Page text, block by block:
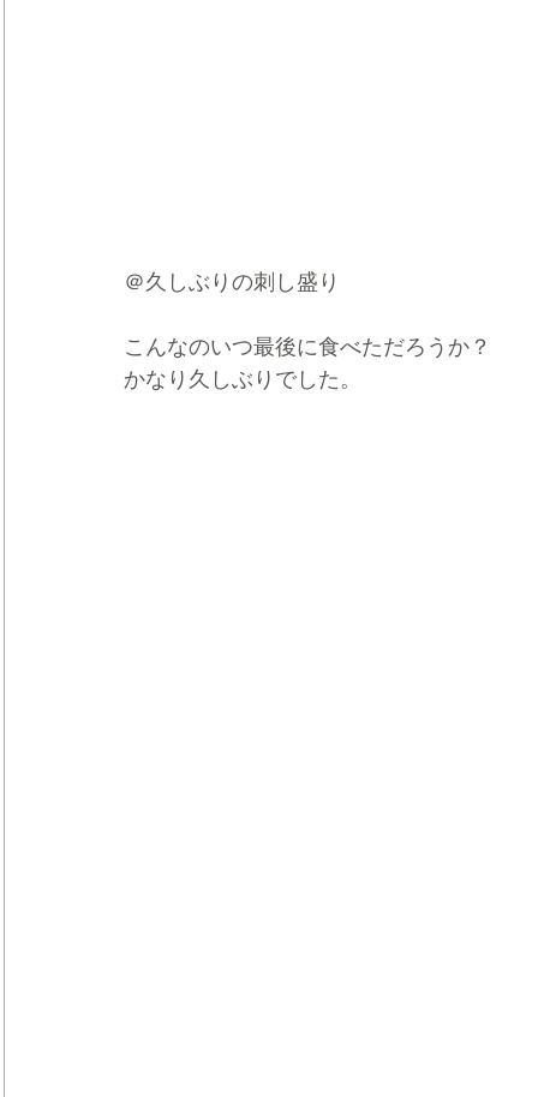
＠久しぶりの刺し盛り
こんなのいつ最後に食べただろうか？
かなり久しぶりでした。